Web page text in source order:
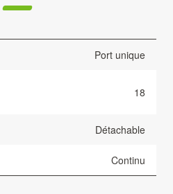
Port unique
18
Détachable
Continu